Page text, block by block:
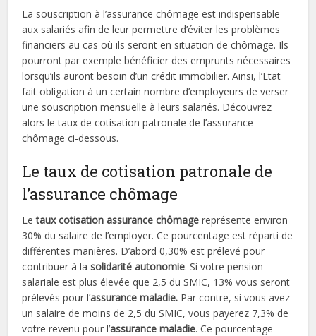
La souscription à l’assurance chômage est indispensable
aux salariés afin de leur permettre d’éviter les problèmes
financiers au cas où ils seront en situation de chômage. Ils
pourront par exemple bénéficier des emprunts nécessaires
lorsqu’ils auront besoin d’un crédit immobilier. Ainsi, l’Etat
fait obligation à un certain nombre d’employeurs de verser
une souscription mensuelle à leurs salariés. Découvrez
alors le taux de cotisation patronale de l’assurance
chômage ci-dessous.
Le taux de cotisation patronale de
l’assurance chômage
Letaux cotisation assurance chômage représente environ
30% du salaire de l’employer. Ce pourcentage est réparti de
différentes manières. D’abord 0,30% est prélevé pour
contribuer à lasolidarité autonomie. Si votre pension
salariale est plus élevée que 2,5 du SMIC, 13% vous seront
prélevés pour l’assurance maladie. Par contre, si vous avez
un salaire de moins de 2,5 du SMIC, vous payerez 7,3% de
votre revenu pour l’assurance maladie. Ce pourcentage